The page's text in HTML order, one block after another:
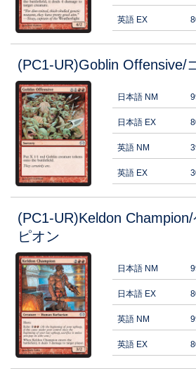
英語 EX
(PC1-UR)Goblin Offensive/
日本語 NM
日本語 EX
英語 NM
英語 EX
(PC1-UR)Keldon
ピオン
日本語 NM
日本語 EX
英語 NM
英語 EX